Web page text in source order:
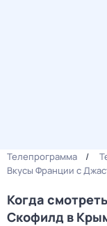
Телепрограмма
Вкусы Франции с
Когда
Скофилд в